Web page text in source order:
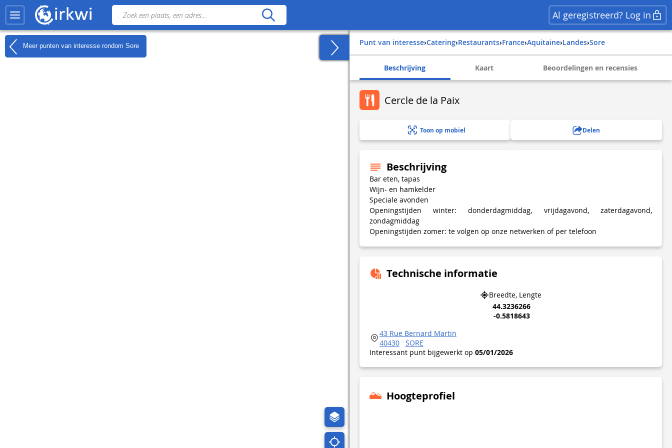
Al geregistreerd? Log in
Meer punten van interesse rondom Sore Punt van interesse› Catering› Restaurants› france› aquitaine› landes› sore
Beschrijving Kaart Beoordelingen en recensies
Cercle de la Paix
Toon op mobiel Delen
Beschrijving
Bar eten, tapas
Wijn- en hamkelder
Speciale avonden
Openingstijden winter: donderdagmiddag, vrijdagavond, zaterdagavond,
zondagmiddag
Openingstijden zomer: te volgen op onze netwerken of per telefoon
Technische informatie
Breedte, Lengte
44.3236266
-0.5818643
43 Rue Bernard Martin
40430
SORE
Interessant punt bijgewerkt op 05/01/2026
Hoogteprofiel